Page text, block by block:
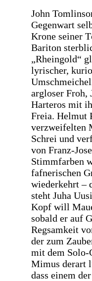
John
Gegenwart
Krone seiner
Bariton
„Rheingold“
lyrischer,
argloser Froh,
Harteros mit
Freia. Helmut
verzweifelten
Schrei und
von Franz-
Stimmfarben
fafnerischen
wiederkehrt –
steht Juha
Kopf will
sobald er auf
Regsamkeit
der zum
mit dem
Mimus derart
dass einem